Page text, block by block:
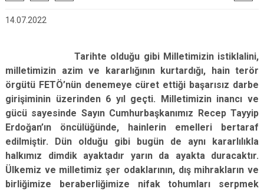
Üzümlü
14.07.2022
Tarihte olduğu gibi Milletimizin istiklalini,
milletimizin azim ve kararlığının kurtardığı, hain terör
örgütü FETÖ’nün denemeye cüret ettiği başarısız darbe
girişiminin üzerinden 6 yıl geçti. Milletimizin inancı ve
gücü sayesinde Sayın Cumhurbaşkanımız Recep Tayyip
Erdoğan’ın öncülüğünde, hainlerin emelleri bertaraf
edilmiştir. Dün olduğu gibi bugün de aynı kararlılıkla
halkımız dimdik ayaktadır yarın da ayakta duracaktır.
Ülkemiz ve milletimiz şer odaklarının, dış mihrakların ve
birliğimize beraberliğimize nifak tohumları serpmek